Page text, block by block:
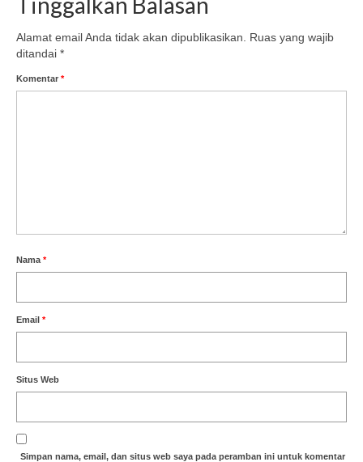
Alamat email Anda tidak akan dipublikasikan.
Ruas yang wajib
ditandai *
Komentar *
Nama *
Email *
Situs Web
Simpan nama, email, dan situs web saya pada peramban ini untuk komentar